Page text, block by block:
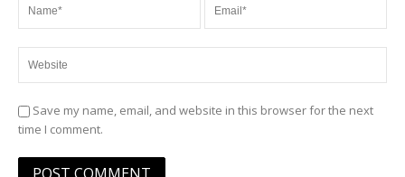
Save my name, email, and website in this browser for the next
time I comment.